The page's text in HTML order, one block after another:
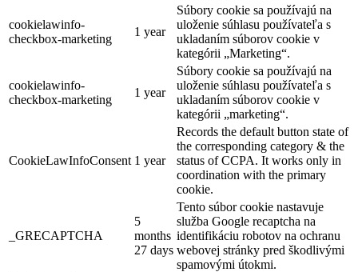
cookielawinfo-
checkbox-marketing
1 year
Súbory cookie sa používajú na
uloženie súhlasu používateľa s
ukladaním súborov cookie v
kategórii „Marketing“.
cookielawinfo-
checkbox-marketing
1 year
Súbory cookie sa používajú na
uloženie súhlasu používateľa s
ukladaním súborov cookie v
kategórii „marketing“.
CookieLawInfoConsent 1 year
Records the default button state of
the corresponding category & the
status of CCPA. It works only in
coordination with the primary
cookie.
_GRECAPTCHA
5
months
27 days
Tento súbor cookie nastavuje
služba Google recaptcha na
identifikáciu robotov na ochranu
webovej stránky pred škodlivými
spamovými útokmi.